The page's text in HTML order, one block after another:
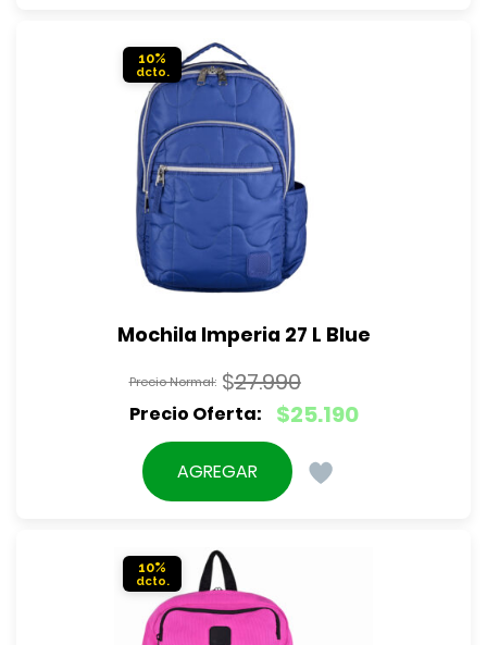
10%
Mochila Imperia 27 L Blue
$27.990
El
precio
original
$25.190
El
precio
actual
AGREGAR
10%